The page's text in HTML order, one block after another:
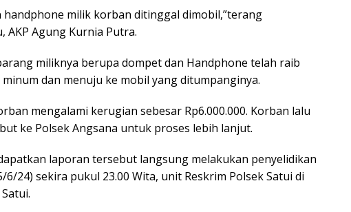
handphone milik korban ditinggal dimobil,”terang
AKP Agung Kurnia Putra.
miliknya berupa dompet dan Handphone telah raib
dan menuju ke mobil yang ditumpanginya.
mengalami kerugian sebesar Rp6.000.000. Korban lalu
ke Polsek Angsana untuk proses lebih lanjut.
laporan tersebut langsung melakukan penyelidikan
24) sekira pukul 23.00 Wita, unit Reskrim Polsek Satui di